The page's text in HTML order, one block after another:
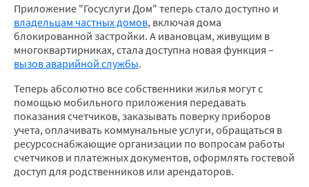
Приложение "Госуслуги Дом" теперь стало доступно и
владельцам частных домов, включая дома
блокированной застройки. А ивановцам, живущим в
многоквартирниках, стала доступна новая функция –
вызов аварийной службы.
Теперь абсолютно все собственники жилья могут с
помощью мобильного приложения передавать
показания счетчиков, заказывать поверку приборов
учета, оплачивать коммунальные услуги, обращаться в
ресурсоснабжающие организации по вопросам работы
счетчиков и платежных документов, оформлять гостевой
доступ для родственников или арендаторов.